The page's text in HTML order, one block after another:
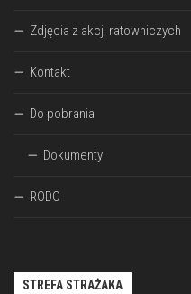
Zdjęcia z akcji ratowniczych
Kontakt
Do pobrania
Dokumenty
RODO
STREFA STRAŻAKA